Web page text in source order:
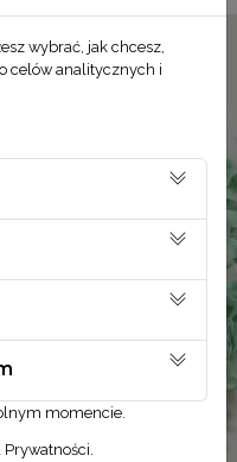
wybrać, jak chcesz,
celów analitycznych i
momencie.
Prywatności.